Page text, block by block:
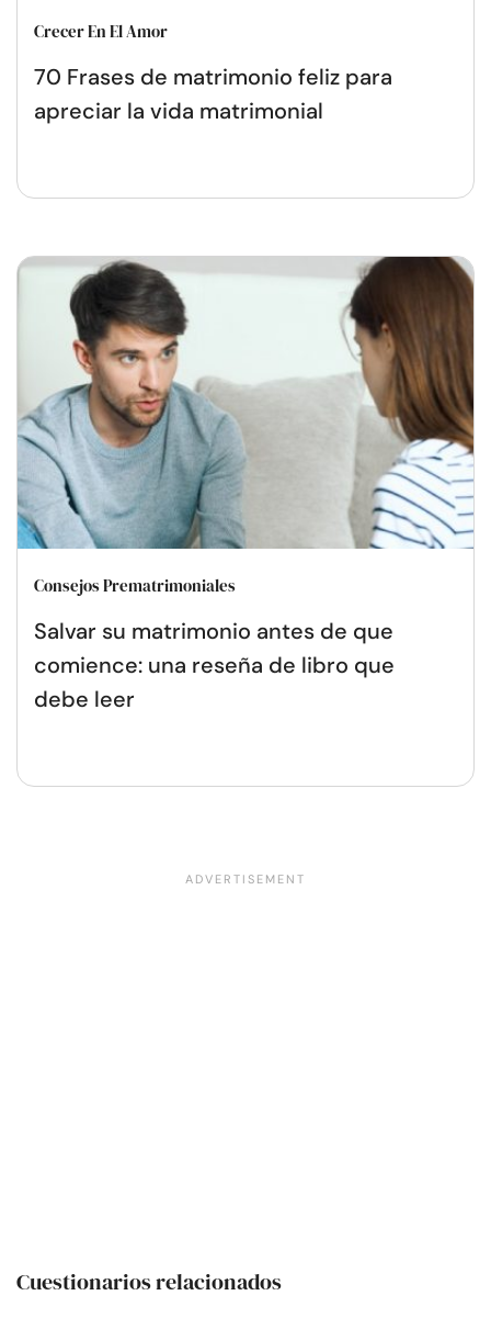
Crecer En El Amor
70 Frases de matrimonio feliz para
apreciar la vida matrimonial
Consejos Prematrimoniales
Salvar su matrimonio antes de que
comience: una reseña de libro que
debe leer
Cuestionarios relacionados